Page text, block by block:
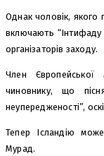
Однак чоловік, якого
включають
організаторів заходу.
Член Європейської
чиновнику, що
неупередженості”,
Тепер Ісландію
Мурад.